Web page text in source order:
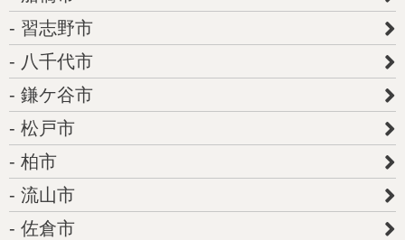
習志野市
八千代市
鎌ケ谷市
松戸市
柏市
流山市
佐倉市